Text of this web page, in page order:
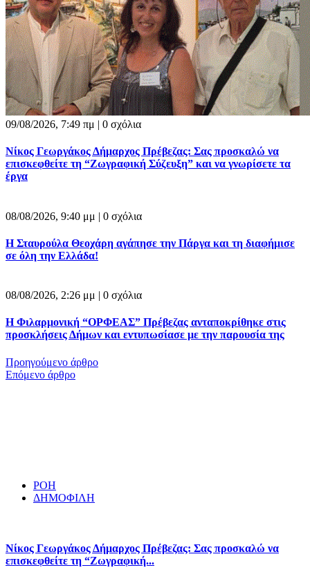
09/08/2026, 7:49 πμ | 0 σχόλια
Νίκος Γεωργάκος Δήμαρχος Πρέβεζας: Σας προσκαλώ να
επισκεφθείτε τη “Ζωγραφική Σύζευξη” και να γνωρίσετε τα
έργα
08/08/2026, 9:40 μμ | 0 σχόλια
Η Σταυρούλα Θεοχάρη αγάπησε την Πάργα και τη διαφήμισε
σε όλη την Ελλάδα!
08/08/2026, 2:26 μμ | 0 σχόλια
Η Φιλαρμονική “ΟΡΦΕΑΣ” Πρέβεζας ανταποκρίθηκε στις
προσκλήσεις Δήμων και εντυπωσίασε με την παρουσία της
Προηγούμενο άρθρο
Επόμενο άρθρο
ΡΟΗ
ΔΗΜΟΦΙΛΗ
Νίκος Γεωργάκος Δήμαρχος Πρέβεζας: Σας προσκαλώ να
επισκεφθείτε τη “Ζωγραφική...